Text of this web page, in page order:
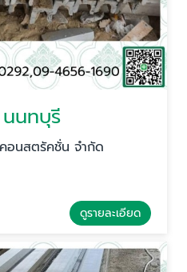
นนทบุรี
อนสตรัคชั่น จำกัด
ดูรายละเอียด